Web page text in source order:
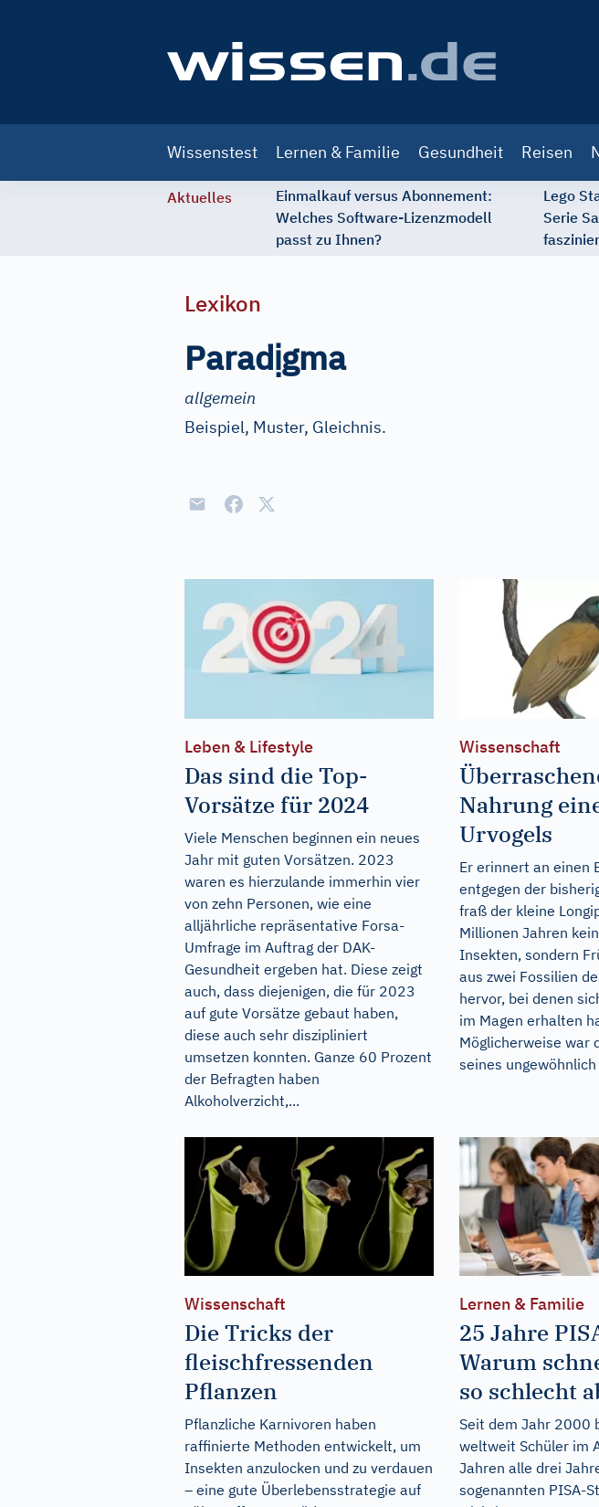
navigation
Wissenstest Lernen & Familie Gesundheit Reisen
Aktuelles
Einmalkauf versus Abonnement:
Welches Software-Lizenzmodell
passt zu Ihnen?
Lego
Serie
Lexikon
Paradịgma
allgemein
Beispiel, Muster, Gleichnis.
Leben & Lifestyle
Das sind die Top-
Vorsätze für 2024
Viele Menschen beginnen ein neues
Jahr mit guten Vorsätzen. 2023
waren es hierzulande immerhin vier
von zehn Personen, wie eine
alljährliche repräsentative Forsa-
Umfrage im Auftrag der DAK-
Gesundheit ergeben hat. Diese zeigt
auch, dass diejenigen, die für 2023
auf gute Vorsätze gebaut haben,
diese auch sehr diszipliniert
umsetzen konnten. Ganze 60 Prozent
der Befragten haben
Alkoholverzicht,...
Wissenschaft
Nahrung
Urvogels
Er erinnert an einen
entgegen der
fraß der kleine
Millionen Jahren
Insekten, sondern
aus zwei Fossilien
hervor, bei denen
im Magen erhalten
Möglicherweise war
seines ungewöhnlich
Wissenschaft
Die Tricks der
fleischfressenden
Pflanzen
Pflanzliche Karnivoren haben
raffinierte Methoden entwickelt, um
Insekten anzulocken und zu verdauen
– eine gute Überlebensstrategie auf
Lernen & Familie
25 Jahre
Warum
so schlecht
Seit dem Jahr 2000
weltweit Schüler im
Jahren alle drei
sogenannten PISA-